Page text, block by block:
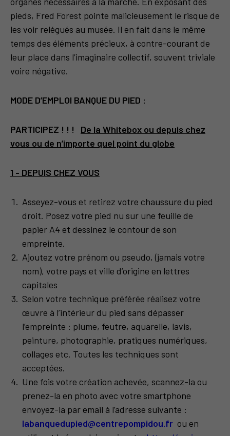
pieds, Fred Forest pointe malicieusement le risque de
les voir relégués au musée. Il en fait dans le même
temps des éléments précieux, à contre-courant de
leur place dans l’imaginaire collectif, souvent triviale
voire négative.
MODE D’EMPLOI BANQUE DU PIED :
PARTICIPEZ ! ! ! De la Whitebox ou depuis chez
vous ou de n’importe quel point du globe
1 - DEPUIS CHEZ VOUS
Asseyez-vous et retirez votre chaussure du pied
droit. Posez votre pied nu sur une feuille de
papier A4 et dessinez le contour de son
empreinte.
Ajoutez votre prénom ou pseudo, (jamais votre
nom), votre pays et ville d’origine en lettres
capitales
Selon votre technique préférée réalisez votre
œuvre à l’intérieur du pied sans dépasser
l’empreinte : plume, feutre, aquarelle, lavis,
peinture, photographie, pratiques numériques,
collages etc. Toutes les techniques sont
acceptées.
Une fois votre création achevée, scannez-la ou
prenez-la en photo avec votre smartphone
envoyez-la par email à l’adresse suivante :
labanquedupied@centrepompidou.fr ou en